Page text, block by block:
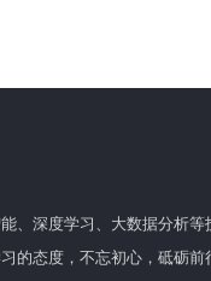
、深度学习、大数据分析
的态度，不忘初心，砥砺前